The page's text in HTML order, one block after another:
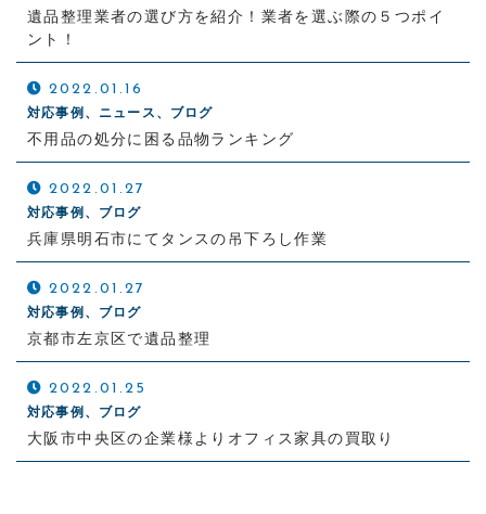
遺品整理業者の選び方を紹介！業者を選ぶ際の５つポイ
ント！
2022.01.16
対応事例、ニュース、ブログ
不用品の処分に困る品物ランキング
2022.01.27
対応事例、ブログ
兵庫県明石市にてタンスの吊下ろし作業
2022.01.27
対応事例、ブログ
京都市左京区で遺品整理
2022.01.25
対応事例、ブログ
大阪市中央区の企業様よりオフィス家具の買取り